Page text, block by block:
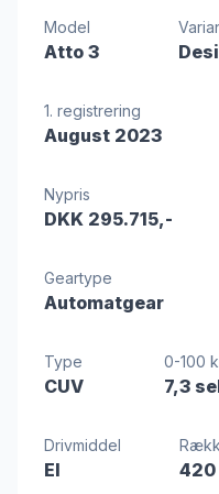
Model
Atto 3
1. registrering
August 2023
Nypris
DKK 295.715,-
Geartype
Automatgear
Type
CUV
0-100
7,3
Drivmiddel
El 420